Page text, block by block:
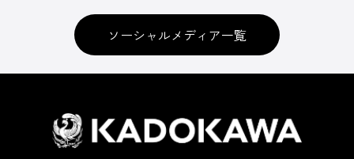
ソーシャルメディア一覧